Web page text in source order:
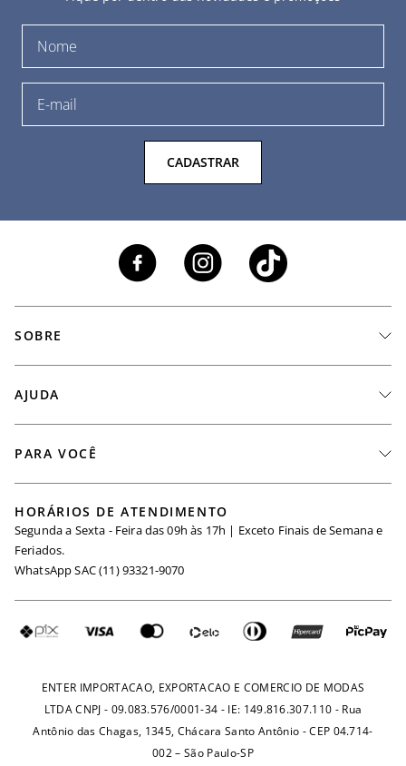
CADASTRAR
SOBRE
Seja um Revendedor
Igualdade Salarial
Requisição de Dados
AJUDA
Minha Conta
Trocas
Fretes e Tarifas
PARA VOCÊ
Maternidade
Seja um Afiliado
HORÁRIOS DE ATENDIMENTO
Segunda a Sexta - Feira das 09h às 17h | Exceto Finais de Semana e
Feriados.
WhatsApp SAC (11) 93321-9070
ENTER IMPORTACAO, EXPORTACAO E COMERCIO DE MODAS
LTDA CNPJ - 09.083.576/0001-34 - IE: 149.816.307.110 - Rua
Antônio das Chagas, 1345, Chácara Santo Antônio - CEP 04.714-
002 – São Paulo-SP